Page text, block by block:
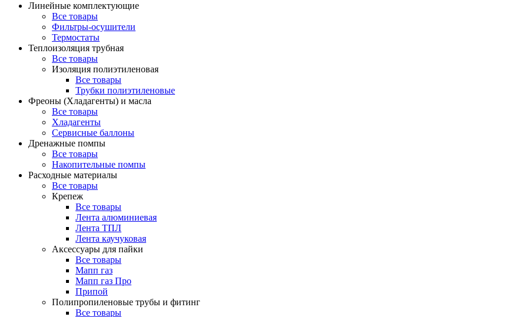
Линейные комплектующие
Все товары
Фильтры-осушители
Термостаты
Теплоизоляция трубная
Все товары
Изоляция полиэтиленовая
Все товары
Трубки полиэтиленовые
Фреоны (Хладагенты) и масла
Все товары
Хладагенты
Сервисные баллоны
Дренажные помпы
Все товары
Накопительные помпы
Расходные материалы
Все товары
Крепеж
Все товары
Лента алюминиевая
Лента ТПЛ
Лента каучуковая
Аксессуары для пайки
Все товары
Мапп газ
Мапп газ Про
Припой
Полипропиленовые трубы и фитинг
Все товары